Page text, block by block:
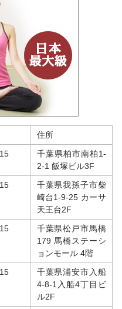
住所
千葉県柏市南柏1-
2-1 飯塚ビル3F
千葉県我孫子市柴
崎台1-9-25 カーサ
天王台2F
千葉県松戸市馬橋
179 馬橋ステーシ
ョンモール 4階
千葉県浦安市入船
4-8-1入船4丁目ビ
ル2F